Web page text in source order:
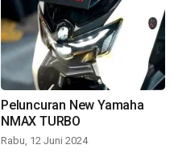
Peluncuran New Yamaha
NMAX TURBO
Rabu, 12 Juni 2024